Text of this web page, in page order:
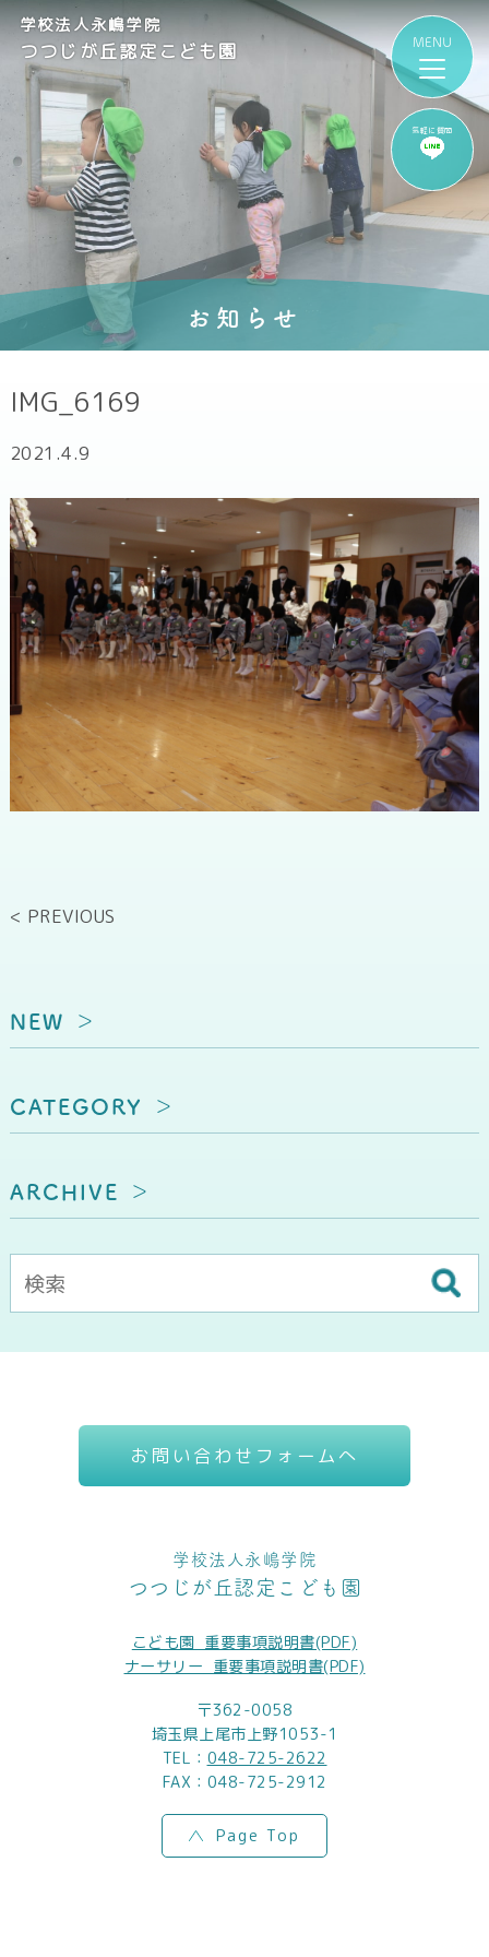
気軽に質問
学校法人永嶋学院
つつじが丘認定こども園
お知らせ
IMG_6169
2021.4.9
< PREVIOUS
NEW
CATEGORY
ARCHIVE
お問い合わせフォームへ
学校法人永嶋学院
つつじが丘認定こども園
こども園_重要事項説明書(PDF)
ナーサリー_重要事項説明書(PDF)
〒362-0058
埼玉県上尾市上野1053-1
TEL： 048-725-2622
FAX：048-725-2912
Page Top